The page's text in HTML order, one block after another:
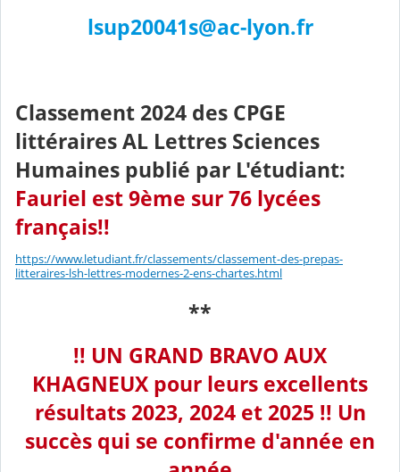
lsup20041s@ac-lyon.fr
Classement 2024 des CPGE
littéraires AL Lettres Sciences
Humaines publié par L'étudiant:
Fauriel est 9ème sur 76 lycées
français!!
https://www.letudiant.fr/classements/classement-des-prepas-
litteraires-lsh-lettres-modernes-2-ens-chartes.html
**
!! UN GRAND BRAVO AUX
KHAGNEUX pour leurs excellents
résultats 2023, 2024 et 2025 !! Un
succès qui se confirme d'année en